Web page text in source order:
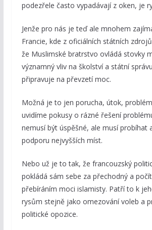
podezřele často vypadávají z oken, je
Jenže pro nás je teď ale mnohem
Francie, kde z oficiálních státních
že Muslimské bratrstvo ovládá stovky
významný vliv na školství a státní
připravuje na převzetí moc.
Možná je to jen porucha, útok,
uvidíme pokusy o rázné řešení
nemusí být úspěšné, ale musí probíhat
podporu nejvyšších míst.
Nebo už je to tak, že francouzský
pokládá sám sebe za přechodný a
přebíráním moci islamisty. Patří to k
rysům stejně jako omezování voleb a
politické opozice.